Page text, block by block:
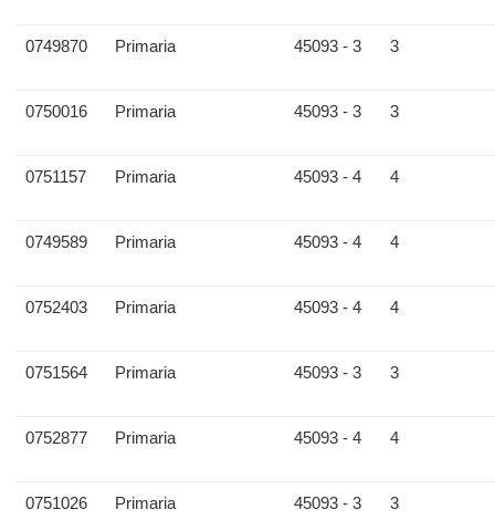
0749870 Primaria 45093 - 3 3
0750016 Primaria 45093 - 3 3
0751157 Primaria 45093 - 4 4
0749589 Primaria 45093 - 4 4
0752403 Primaria 45093 - 4 4
0751564 Primaria 45093 - 3 3
0752877 Primaria 45093 - 4 4
0751026 Primaria 45093 - 3 3